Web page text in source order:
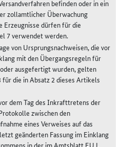
befinden oder in ein
zollamtlicher Überwachung
Erzeugnisse dürfen für die
7 verwendet werden.
von Ursprungsnachweisen, die vor
mit den Übergangsregeln für
ausgefertigt wurden, gelten
die in Absatz 2 dieses Artikels
dem Tag des Inkrafttretens der
zwischen den
eines Verweises auf das
geänderten Fassung im Einklang